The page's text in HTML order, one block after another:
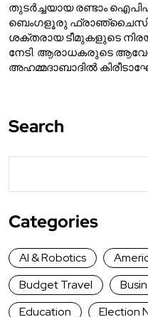
തുടർച്ചയായ രണ്ടാം
ബെംഗളൂരു ഫ്രാഞ്ചൈസി
ശക്തരായ ടീമുകളുടെ
നേടി. ആരാധകരുടെ
അഹമ്മദാബാദിൽ
Search
Categories
AI & Robotics
Budget Travel
Education
Election